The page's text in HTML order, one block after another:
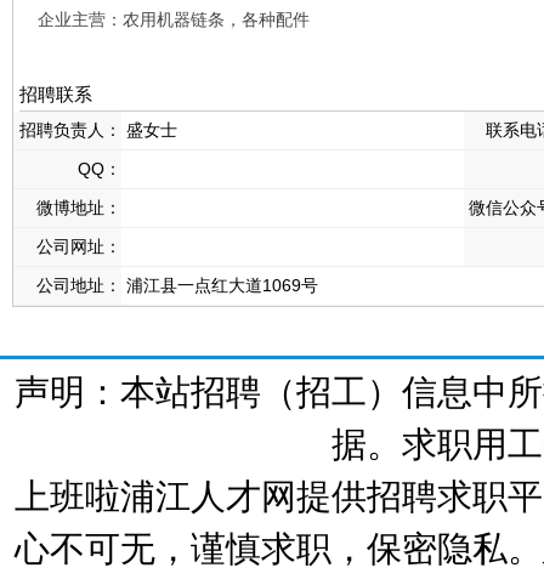
企业主营：农用机器链条，各种配件
招聘联系
招聘负责人： 盛女士
联系电
QQ：
微博地址：
微信公众
公司网址：
公司地址：
浦江县一点红大道1069号
声明：本站招聘（招工）信息中
据。求职用
上班啦浦江人才网提供招聘求职
心不可无，谨慎求职，保密隐私